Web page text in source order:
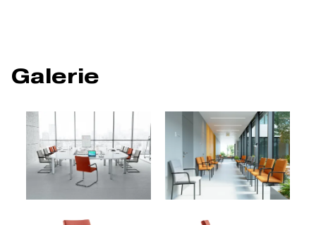
Galerie